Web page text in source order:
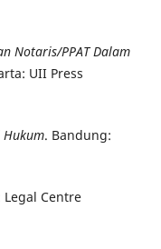
Notaris/PPAT Dalam
UII Press
Hukum. Bandung:
Legal Centre